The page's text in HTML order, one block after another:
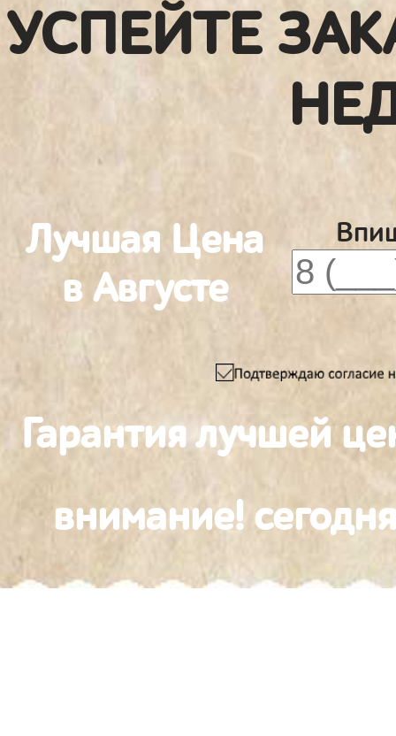
УСПЕЙТЕ
Лучшая Цена
в Августе
Гарантия лучшей
внимание!